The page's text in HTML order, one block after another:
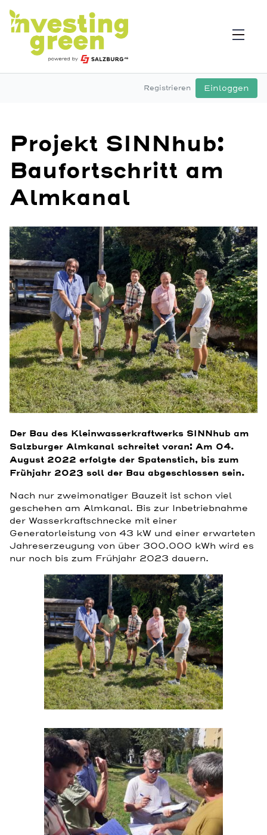
Registrieren Einloggen
Projekt SINNhub:
Baufortschritt am
Almkanal
Der Bau des Kleinwasserkraftwerks SINNhub am
Salzburger Almkanal schreitet voran: Am 04.
August 2022 erfolgte der Spatenstich, bis zum
Frühjahr 2023 soll der Bau abgeschlossen sein.
Nach nur zweimonatiger Bauzeit ist schon viel
geschehen am Almkanal. Bis zur Inbetriebnahme
der Wasserkraftschnecke mit einer
Generatorleistung von 43 kW und einer erwarteten
Jahreserzeugung von über 300.000 kWh wird es
nur noch bis zum Frühjahr 2023 dauern.